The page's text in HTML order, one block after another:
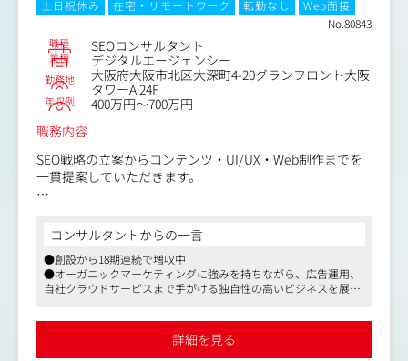
・クライアントとの日々の定例会進行、戦略的意思決定支
業務内容（変更の範囲）：会社の定める業務
・企業の課題解決をミッションとし、SEO/LLMO戦略の立
案から実行支援、レポーティングまでを担当します。
・営業から案件を引き継ぎ、チーム体制でキックオフから
定例会、日々のコミュニケーションまで顧客対応全般を主
導します。
・事業戦略から逆算した独自のSEO/LLMO戦略を重視し、
顧客ごとのビジネス課題解決を目指します。
・「同じ目線で、違いを生みだす」ことを掲げ、代理店の
枠を超えて深く顧客に向き合い、本質的な課題解決に貢献
できます。
ナレッジ共有のもとで、高難易度の案件に挑戦し専門性を
・業務自動化で思考に集中できる環境が整っており、18年
の実績ある事業を基盤に、将来のサービス開発にも携わる
業務内容（変更の範囲）：会社の定める業務
土日祝休み 在宅・リモートワーク 転勤なし
Web面接
No.80843
職種 SEOコンサルタント
業種 デジタルエージェンシー
勤務地
大阪府大阪市北区大深町4-20グランフロント大阪
タワーA 24F
年収例
400万円～700万円
職務内容
SEO戦略の立案からコンテンツ・UI/UX・Web制作までを
一貫提案していただきます。
証・改善提案まで、すべてのフェーズに深く関わることが
可能。
社内のクライアント担当者や別部門担当者と連携しなが
ら、クライアントの課題を把握し、適切なメニューを設計
コンサルタントからの一言
●創設から18期連続で増収中
●オーガニックマーケティングに強みを持ちながら、広告運用、
自社クラウドサービスまで手がける独自性の高いビジネスを展開
詳細を見る